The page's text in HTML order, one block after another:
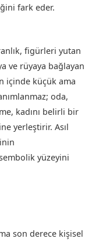
fark eder.
figürleri yutan
ve rüyaya bağlayan
içinde küçük ama
oda,
kadını belirli bir
yerleştirir. Asıl
yüzeyini
son derece kişisel